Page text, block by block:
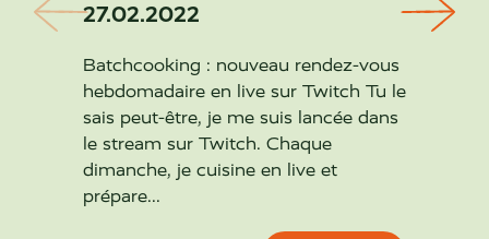
27.02.2022
Batchcooking : nouveau rendez-vous
hebdomadaire en live sur Twitch Tu le
sais peut-être, je me suis lancée dans
le stream sur Twitch. Chaque
dimanche, je cuisine en live et
prépare...